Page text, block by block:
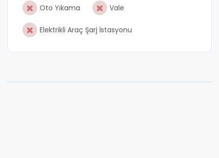
Oto Yıkama Vale
Elektrikli Araç Şarj İstasyonu